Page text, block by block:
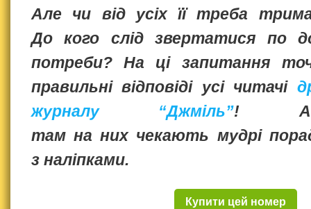
Але чи від усіх її треба
До кого слід звертатися по
потреби? На ці запитання
правильні відповіді усі читачі
журналу “Джміль”!
там на них чекають мудрі
з наліпками.
Купити цей номер